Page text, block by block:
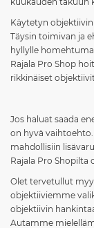
Käytetyn
Täysin toimivan ja
hyllylle
Rajala Pro Shop
rikkinäiset
Jos haluat saada
on hyvä vaihtoehto.
mahdollisiin
Rajala Pro Shopilta
Olet tervetullut
objektiiviemme
objektiivin
Autamme